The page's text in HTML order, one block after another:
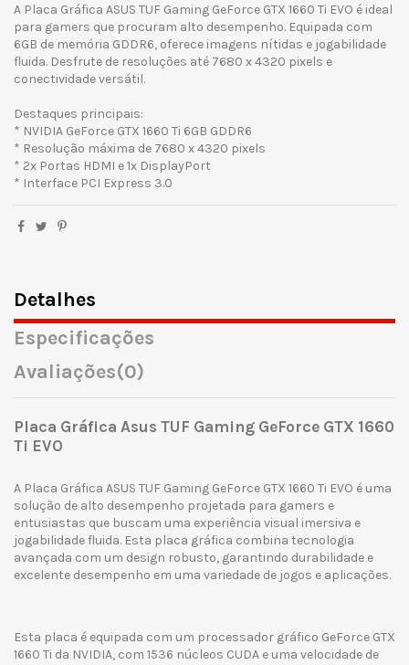
A Placa Gráfica ASUS TUF Gaming GeForce GTX 1660 Ti EVO é ideal
para gamers que procuram alto desempenho. Equipada com
6GB de memória GDDR6, oferece imagens nítidas e jogabilidade
fluida. Desfrute de resoluções até 7680 x 4320 pixels e
conectividade versátil.
Destaques principais:
* NVIDIA GeForce GTX 1660 Ti 6GB GDDR6
* Resolução máxima de 7680 x 4320 pixels
* 2x Portas HDMI e 1x DisplayPort
* Interface PCI Express 3.0
Detalhes
Especificações
Avaliações(0)
Placa Gráfica Asus TUF Gaming GeForce GTX 1660
Ti EVO
A Placa Gráfica ASUS TUF Gaming GeForce GTX 1660 Ti EVO é uma
solução de alto desempenho projetada para gamers e
entusiastas que buscam uma experiência visual imersiva e
jogabilidade fluida. Esta placa gráfica combina tecnologia
avançada com um design robusto, garantindo durabilidade e
excelente desempenho em uma variedade de jogos e aplicações.
Esta placa é equipada com um processador gráfico GeForce GTX
1660 Ti da NVIDIA, com 1536 núcleos CUDA e uma velocidade de